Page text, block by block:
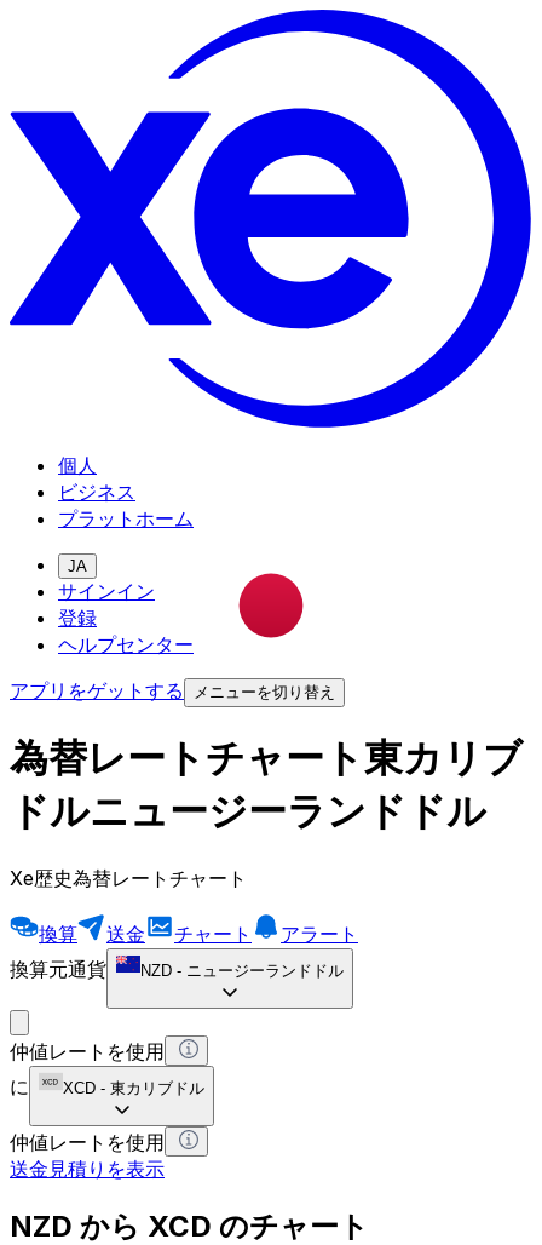
個人
ビジネス
プラットホーム
JA
サインイン
登録
ヘルプセンター
アプリをゲットする
メニューを切り替え
為替レートチャート東カリブ
ドルニュージーランドドル
Xe歴史為替レートチャート
換算 送金 チャート
アラート
換算元通貨
NZD - ニュージーランドドル
仲値レートを使用
に
XCD - 東カリブドル
仲値レートを使用
送金見積りを表示
NZD から XCD のチャート